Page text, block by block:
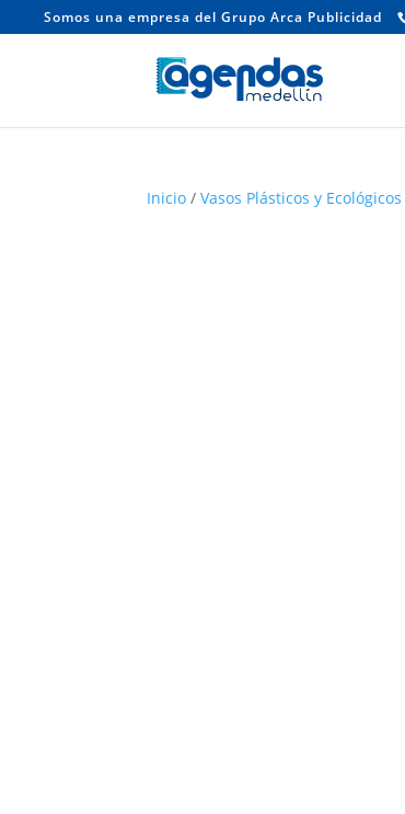
Somos una empresa del Grupo Arca Publicidad
Inicio /Vasos Plásticos y Ecológicos